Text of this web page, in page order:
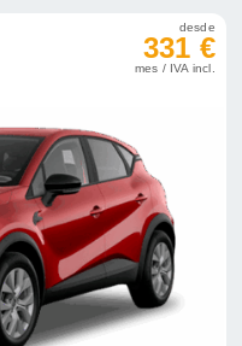
desde
331 €
mes / IVA incl.